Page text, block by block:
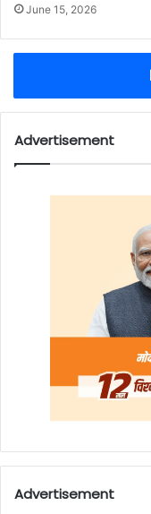
June 15, 2026
Advertisement
Advertisement